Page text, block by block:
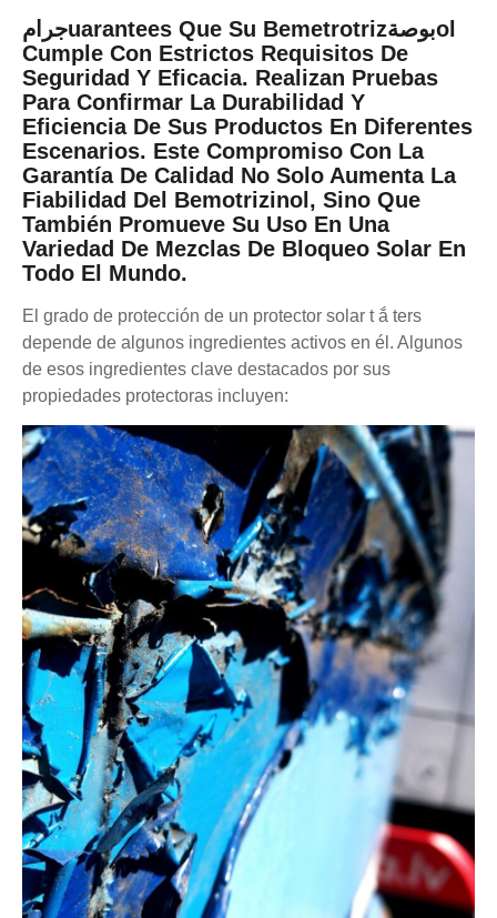
جرامuarantees Que Su Bemetrotrizبوصةol
Cumple Con Estrictos Requisitos De
Seguridad Y Eficacia. Realizan Pruebas
Para Confirmar La Durabilidad Y
Eficiencia De Sus Productos En Diferentes
Escenarios. Este Compromiso Con La
Garantía De Calidad No Solo Aumenta La
Fiabilidad Del Bemotrizinol, Sino Que
También Promueve Su Uso En Una
Variedad De Mezclas De Bloqueo Solar En
Todo El Mundo.
El grado de protección de un protector solar t ắ ters
depende de algunos ingredientes activos en él. Algunos
de esos ingredientes clave destacados por sus
propiedades protectoras incluyen: